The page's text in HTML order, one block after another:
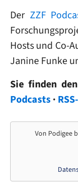
Der ZZF
Hosts und Co-
Janine Funke
Sie finden
Podcasts·
Von Podigee